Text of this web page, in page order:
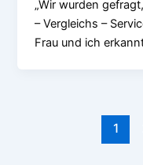
„Wir wurden
– Vergleichs –
Frau und ich
1